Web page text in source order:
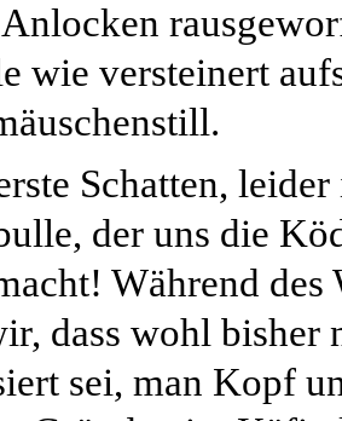
wie versteinert
Schatten, leider
der uns die
Während des
dass wohl bisher
sei, man Kopf